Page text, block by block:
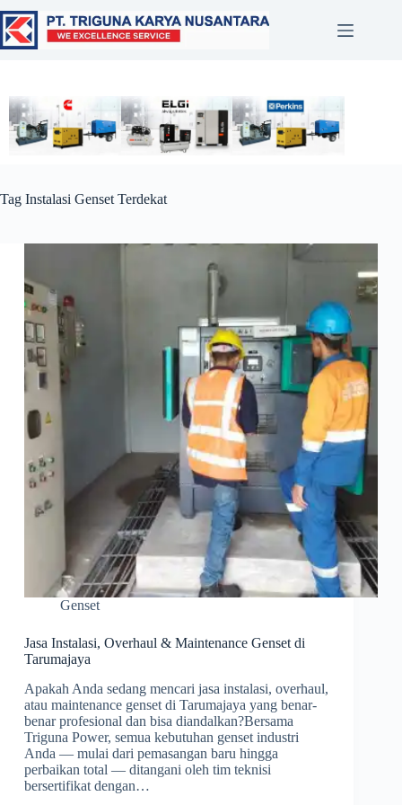
Tag Instalasi Genset Terdekat
Genset
Jasa Instalasi, Overhaul & Maintenance Genset di
Tarumajaya
Apakah Anda sedang mencari jasa instalasi, overhaul,
atau maintenance genset di Tarumajaya yang benar-
benar profesional dan bisa diandalkan?Bersama
Triguna Power, semua kebutuhan genset industri
Anda — mulai dari pemasangan baru hingga
perbaikan total — ditangani oleh tim teknisi
bersertifikat dengan…